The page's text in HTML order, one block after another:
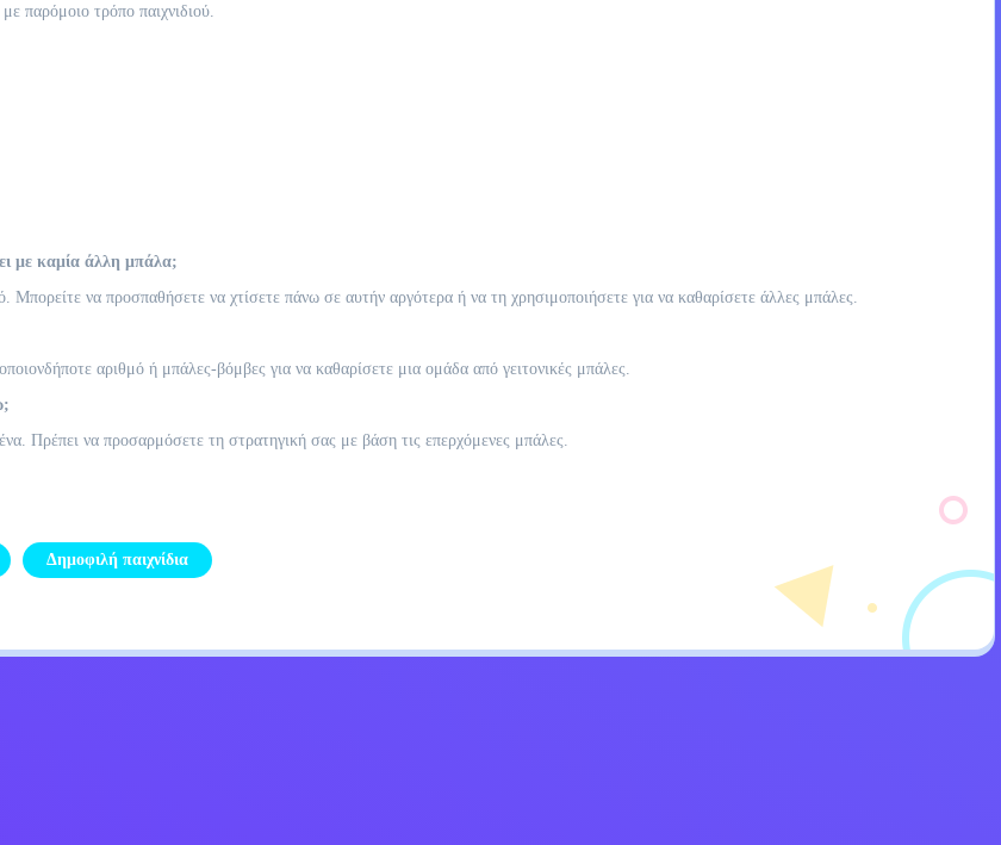
παρόμοιο τρόπο παιχνιδιού.
με καμία άλλη μπάλα;
να προσπαθήσετε να χτίσετε πάνω σε αυτήν αργότερα ή να τη χρησιμοποιήσετε για να καθαρίσετε άλλες μπάλες.
αριθμό ή μπάλες-βόμβες για να καθαρίσετε μια ομάδα από γειτονικές μπάλες.
Πρέπει να προσαρμόσετε τη στρατηγική σας με βάση τις επερχόμενες μπάλες.
Δημοφιλή παιχνίδια